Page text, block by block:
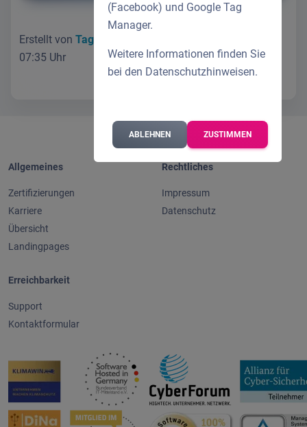
Erstellt von Tagliarina Sabrina
07:35 Uhr
Allgemeines
Zertifizierungen
Karriere
Übersicht
Landingpages
Rechtliches
Impressum
Datenschutz
Erreichbarkeit
Support
Kontaktformular
(Facebook) und Google Tag
Manager.
Weitere Informationen finden Sie
bei den Datenschutzhinweisen.
ABLEHNEN ZUSTIMMEN